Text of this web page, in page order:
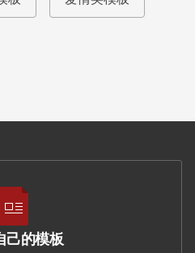
己的模板